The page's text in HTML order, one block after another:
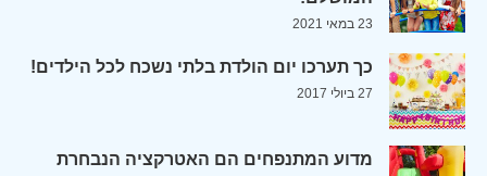
23 במאי 2021
כך תערכו יום הולדת בלתי נשכח לכל הילדים!
27 ביולי 2017
מדוע המתנפחים הם האטרקציה הנבחרת